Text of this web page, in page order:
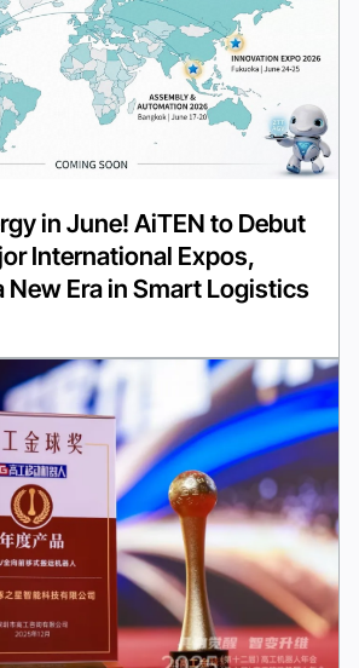
in June! AiTEN to Debut
International Expos,
New Era in Smart Logistics